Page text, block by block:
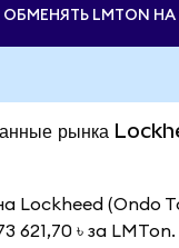
ОБМЕНЯТЬ LMTON НА
рынка
Lockheed (Ondo
621,70 ৳ за